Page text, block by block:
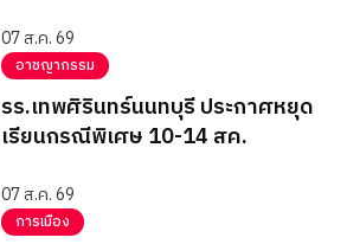
07 ส.ค. 69
อาชญากรรม
รร.เทพศิรินทร์นนทบุรี ประกาศหยุด
เรียนกรณีพิเศษ 10-14 สค.
07 ส.ค. 69
การเมือง